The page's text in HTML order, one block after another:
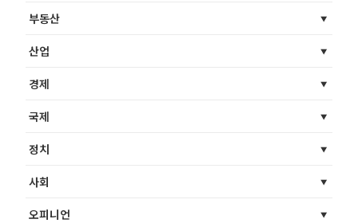
부동산
산업
경제
국제
정치
사회
오피니언